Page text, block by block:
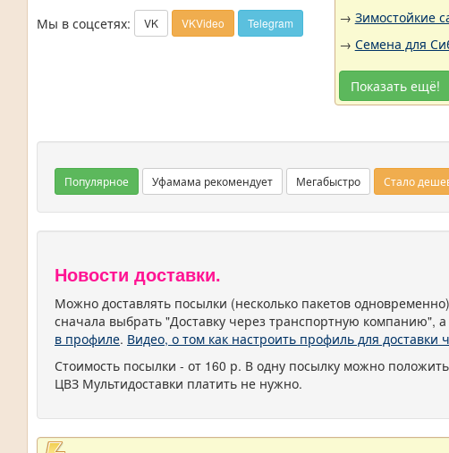
Мы в соцсетях: VK VKVideo Telegram
→ Зимостойкие
→ Семена для
Показать ещё!
Популярное Уфамама рекомендует Мегабыстро Стало
Новости доставки.
Можно доставлять посылки (несколько пакетов
сначала выбрать "Доставку через транспортную компанию",
в профиле. Видео, о том как настроить профиль для доставки
Стоимость посылки - от 160 р. В одну посылку можно
ЦВЗ Мультидоставки платить не нужно.